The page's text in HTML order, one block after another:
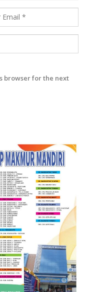
browser for the next